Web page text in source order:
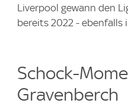
Liverpool gewann den
bereits 2022 - ebenfalls
Schock-
Gravenberch